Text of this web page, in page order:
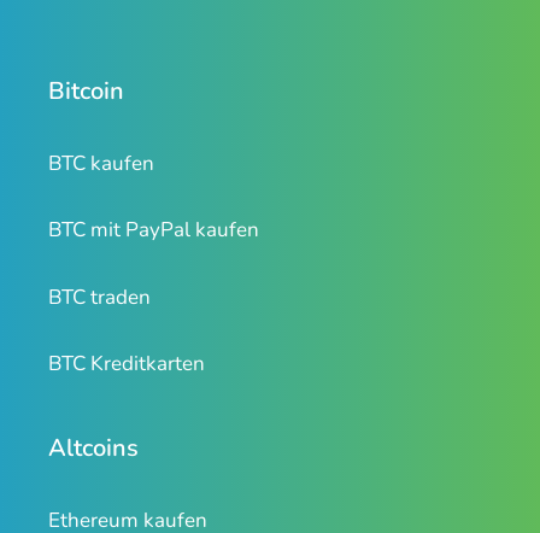
Bitcoin
BTC kaufen
BTC mit PayPal kaufen
BTC traden
BTC Kreditkarten
Altcoins
Ethereum kaufen